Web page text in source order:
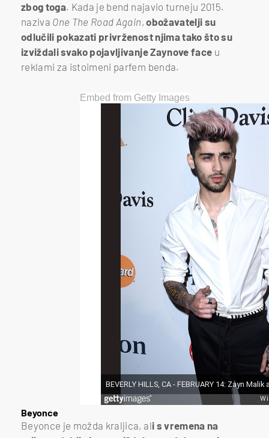
zbog toga. Kada je bend najavio turneju 2015.
naziva One The Road Again,obožavatelji su
odlučili pokazati privrženost njima tako što su
izviždali svako pojavljivanje Zaynove face u
reklami za istoimeni parfem benda.
Embed from Getty Images
Beyonce
Beyonce je možda kraljica, ali s vremena na